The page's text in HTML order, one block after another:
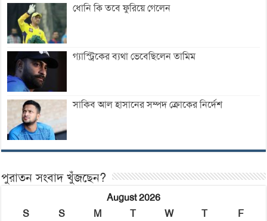
ধোনি কি তবে ফুরিয়ে গেলেন
গ্যাস্ট্রিকের ব্যথা ভেবেছিলেন তামিম
সাকিব আল হাসানের সম্পদ ক্রোকের নির্দেশ
পুরাতন সংবাদ খুঁজছেন?
August 2026
S
S M T W T
F